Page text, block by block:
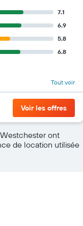
7.1
6.9
5.8
6.8
Tout voir
Voir les offres
ont
de location utilisée